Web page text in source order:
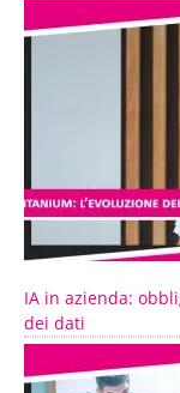
IA in azienda:
dei dati